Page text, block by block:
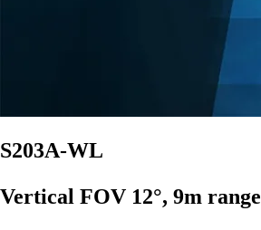
S203A-WL
Vertical FOV 12°, 9m range